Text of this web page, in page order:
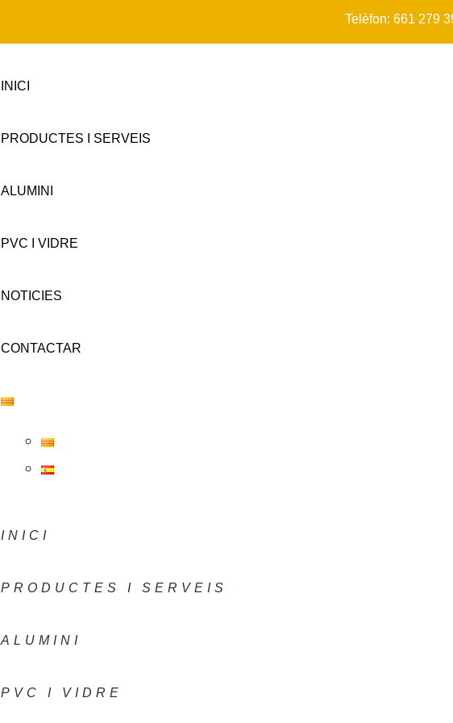
Telèfon: 661 279
INICI
PRODUCTES I SERVEIS
ALUMINI
PVC I VIDRE
NOTICIES
CONTACTAR
INICI
PRODUCTES I SERVEIS
ALUMINI
PVC I VIDRE